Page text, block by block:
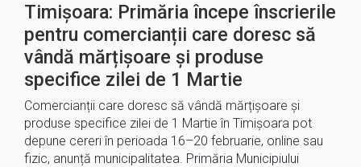
Timișoara: Primăria începe înscrierile
pentru comercianții care doresc să
vândă mărțișoare și produse
specifice zilei de 1 Martie
Comercianții care doresc să vândă mărțișoare și
produse specifice zilei de 1 Martie în Timișoara pot
depune cereri în perioada 16–20 februarie, online sau
fizic, anunță municipalitatea. Primăria Municipiului